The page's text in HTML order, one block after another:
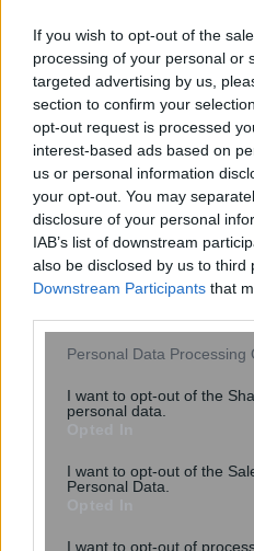
If you wish to opt-out of the
processing of your personal or
targeted advertising by us,
section to confirm your
opt-out request is processed
interest-based ads based on
us or personal information
your opt-out. You may
disclosure of your personal
IAB’s list of downstream
also be disclosed by us to third
Downstream Participants that
Please note that this website/
not limited to your visit or
grant or deny consent to
consent section.
Personal Data Processing
I want to opt-out of the
personal data.
I want to opt-out of the
Personal Data.
I want to opt-out of
μπορούσε να
επιχείρηση
Εικόνες από το
Κουβαρά: 10+1
των